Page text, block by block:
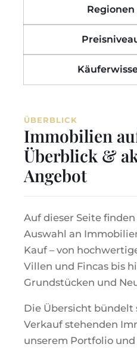
Regionen
ÜBERBLICK
Immobilien
Überblick &
Angebot
Auf dieser Seite
Auswahl an
Kauf – von
Villen und Fincas bis
Grundstücken und
Die Übersicht bündelt
Verkauf stehenden
unserem Portfolio